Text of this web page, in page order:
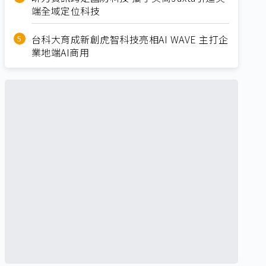
端全域定位科技
台科大育成新創虎智科技亮相AI WAVE 主打企
業地端AI商用